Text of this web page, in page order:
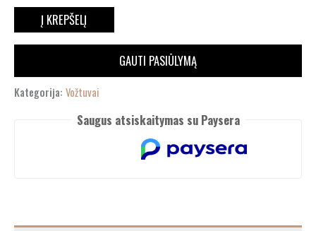
Į KREPŠELĮ
GAUTI PASIŪLYMĄ
Kategorija: Vožtuvai
Saugus atsiskaitymas su Paysera